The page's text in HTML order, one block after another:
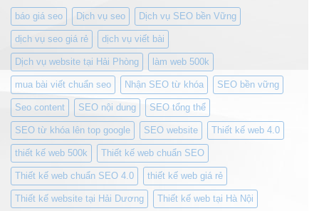
báo giá seo Dịch vụ seo Dịch vụ SEO bền Vững
dịch vụ seo giá rẻ dịch vụ viết bài
Dịch vụ website tại Hải Phòng làm web 500k
mua bài viết chuẩn seo Nhận SEO từ khóa SEO bền vững
Seo content SEO nội dung SEO tổng thể
SEO từ khóa lên top google SEO website Thiết kế web 4.0
thiết kế web 500k Thiết kế web chuẩn SEO
Thiết kế web chuẩn SEO 4.0 thiết kế web giá rẻ
Thiết kế website tại Hải Dương Thiết kế web tại Hà Nội